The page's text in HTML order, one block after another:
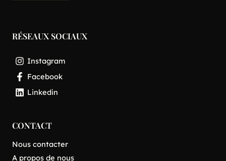
RÉSEAUX SOCIAUX
Instagram
Facebook
Linkedin
CONTACT
Nous contacter
A propos de nous